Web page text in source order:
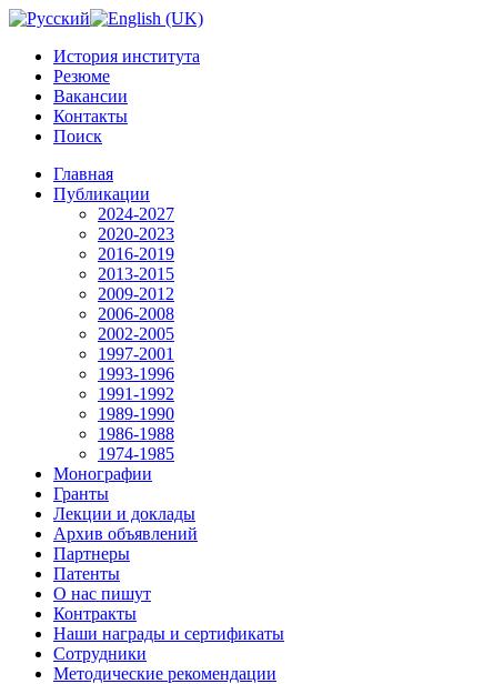
История института
Резюме
Вакансии
Контакты
Поиск
Главная
Публикации
2024-2027
2020-2023
2016-2019
2013-2015
2009-2012
2006-2008
2002-2005
1997-2001
1993-1996
1991-1992
1989-1990
1986-1988
1974-1985
Монографии
Гранты
Лекции и доклады
Архив объявлений
Партнеры
Патенты
О нас пишут
Контракты
Наши награды и сертификаты
Сотрудники
Методические рекомендации